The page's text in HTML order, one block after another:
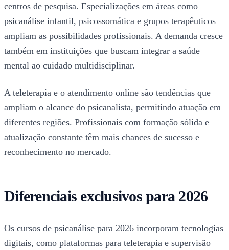
centros de pesquisa. Especializações em áreas como
psicanálise infantil, psicossomática e grupos terapêuticos
ampliam as possibilidades profissionais. A demanda cresce
também em instituições que buscam integrar a saúde
mental ao cuidado multidisciplinar.
A teleterapia e o atendimento online são tendências que
ampliam o alcance do psicanalista, permitindo atuação em
diferentes regiões. Profissionais com formação sólida e
atualização constante têm mais chances de sucesso e
reconhecimento no mercado.
Diferenciais exclusivos para 2026
Os cursos de psicanálise para 2026 incorporam tecnologias
digitais, como plataformas para teleterapia e supervisão